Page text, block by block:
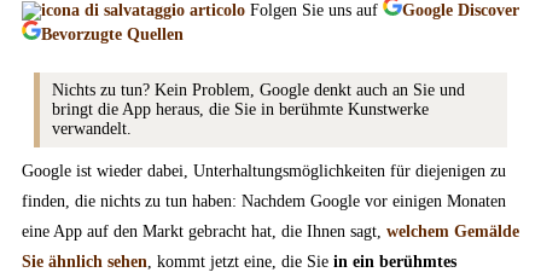
Folgen Sie uns auf Google Discover
Bevorzugte Quellen
Nichts zu tun? Kein Problem, Google denkt auch an Sie und
bringt die App heraus, die Sie in berühmte Kunstwerke
verwandelt.
Google ist wieder dabei, Unterhaltungsmöglichkeiten für diejenigen zu
finden, die nichts zu tun haben: Nachdem Google vor einigen Monaten
eine App auf den Markt gebracht hat, die Ihnen sagt, welchem Gemälde
Sie ähnlich sehen, kommt jetzt eine, die Sie in ein berühmtes